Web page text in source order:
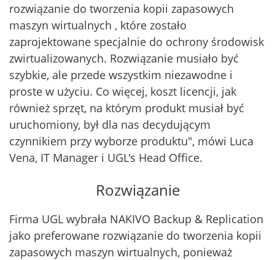
rozwiązanie do tworzenia kopii zapasowych
maszyn wirtualnych , które zostało
zaprojektowane specjalnie do ochrony środowisk
zwirtualizowanych. Rozwiązanie musiało być
szybkie, ale przede wszystkim niezawodne i
proste w użyciu. Co więcej, koszt licencji, jak
również sprzęt, na którym produkt musiał być
uruchomiony, był dla nas decydującym
czynnikiem przy wyborze produktu", mówi Luca
Vena, IT Manager i UGL's Head Office.
Rozwiązanie
Firma UGL wybrała NAKIVO Backup & Replication
jako preferowane rozwiązanie do tworzenia kopii
zapasowych maszyn wirtualnych, ponieważ